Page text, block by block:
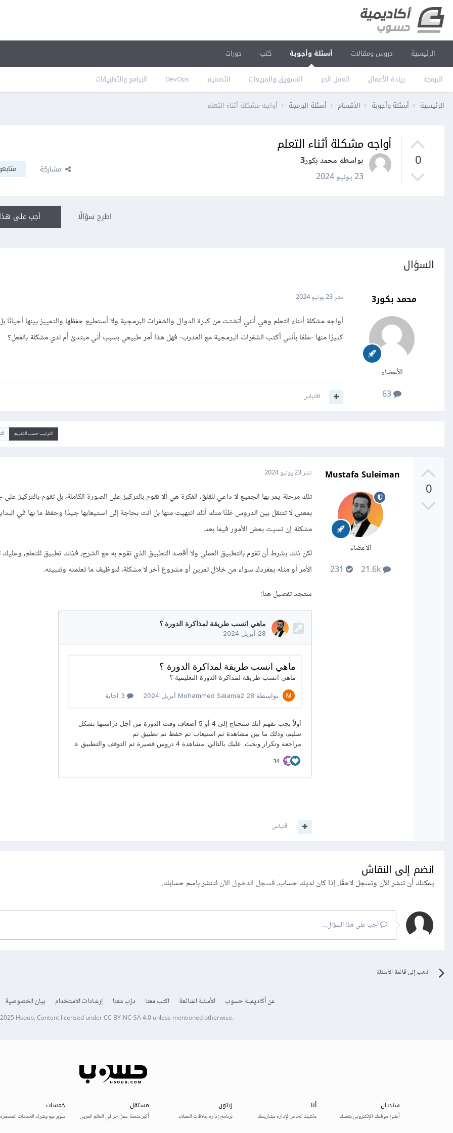
الرئيسية دروس ومقالات أسئلة وأجوبة
البرمجة ريادة الأعمال العمل الحر التسويق والمبيعات التصميم DevOps البرامج والتطبيقات
كتب دورات
الرئيسية أسئلة وأجوبة الأقسام أسئلة البرمجة أواجه مشكلة أثناء التعلم
0
أواجه مشكلة أثناء التعلم
بواسطة محمد بكور3
23 يونيو 2024
مشاركة
أجب على اطرح سؤالًا
السؤال
محمد بكور3
الأعضاء
نشر23 يونيو 2024
أواجه مشكلة أثناء التعلم وهي أنني أتشتت من كثرة الدوال والشفرات البرمجية ولا أستطيع حفظها والتمييز بينها أحيانًا
كثيرًا منها -علمًا بأنني أكتب الشفرات البرمجية مع المدرب- فهل هذا أمر طبيعي بسبب أني مبتدئ أم لدي مشكلة بالفعل؟
اقتباس
الترتيب حسب التقييم
0
Mustafa Suleiman
الأعضاء
نشر23 يونيو 2024
تلك مرحلة يمر بها الجميع لا داعي للقلق، الفكرة هي ألا تقوم بالتركيز على الصورة الكاملة، بل تقوم بالتركيز
بمعنى لا تتنقل بين الدروس ظنًا منك أنك انتهيت منها بل أنت بحاجة إلى استيعابها جيدًا وحفظ ما بها في
مشكلة إن نسيت بعض الأمور فيما بعد.
لكن ذلك بشرط أن تقوم بالتطبيق العملي ولا أقصد التطبيق الذي تقوم به مع الشرح، فذلك تطبيق للتعلم،
الأمر أو مثله بمفردك سواء من خلال تمرين أو مشروع آخر لا مشكلة، لتوظيف ما تعلمته وتثبيته.
ستجد تفصيل هنا:
اقتباس
انضم إلى النقاش
يمكنك أن تنشر الآن وتسجل لاحقًا. إذا كان لديك حساب،فسجل الدخول الآنلتنشر باسم حسابك.
أجب على هذا السؤال...
اذهب إلى قائمة الأسئلة
عن أكاديمية حسوب الأسئلة الشائعة اكتب معنا درّب معنا إرشادات الاستخدام بيان الخصوصية
Hsoub.Content licensed underCC BY-NC-SA 4.0unless mentioned otherwise.